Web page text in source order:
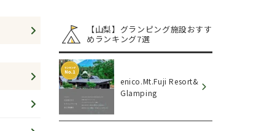
【山梨】グランピング施設おすす
めランキング7選
enico.Mt.Fuji Resort&
Glamping